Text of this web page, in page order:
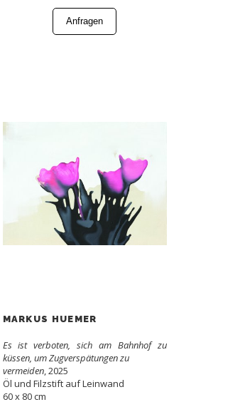
Anfragen
MARKUS HUEMER
Es ist verboten, sich am Bahnhof zu
küssen, um Zugverspätungen zu
vermeiden, 2025
Öl und Filzstift auf Leinwand
60 x 80 cm